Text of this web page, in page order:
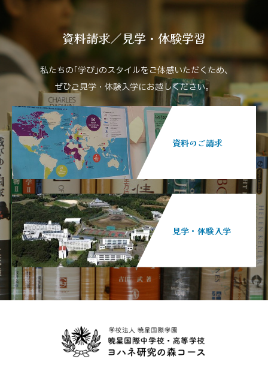
資料請求／見学・体験学習
私たちの｢学び｣のスタイルをご体感いただくため､
ぜひご見学・体験入学にお越しください。
資料のご請求
見学・体験入学